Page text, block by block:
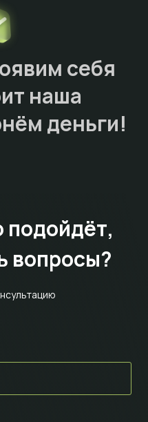
себя
наша
деньги!
подойдёт,
вопросы?